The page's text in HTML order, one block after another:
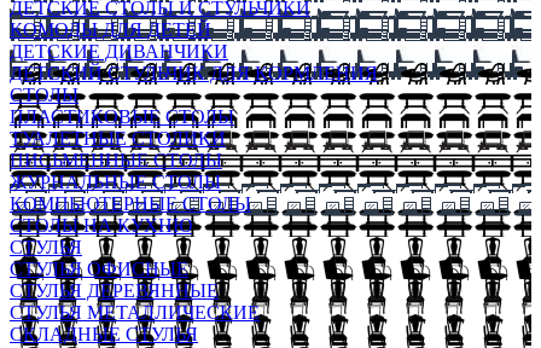
ДЕТСКИЕ СТОЛЫ И СТУЛЬЧИКИ
КОМОДЫ ДЛЯ ДЕТЕЙ
ДЕТСКИЕ ДИВАНЧИКИ
ДЕТСКИЙ СТУЛЬЧИК ДЛЯ КОРМЛЕНИЯ
СТОЛЫ
ПЛАСТИКОВЫЕ СТОЛЫ
ТУАЛЕТНЫЕ СТОЛИКИ
ПИСЬМЕННЫЕ СТОЛЫ
ЖУРНАЛЬНЫЕ СТОЛЫ
КОМПЬЮТЕРНЫЕ СТОЛЫ
СТОЛЫ НА КУХНЮ
СТУЛЬЯ
СТУЛЬЯ ОФИСНЫЕ
СТУЛЬЯ ДЕРЕВЯННЫЕ
СТУЛЬЯ МЕТАЛЛИЧЕСКИЕ
СКЛАДНЫЕ СТУЛЬЯ